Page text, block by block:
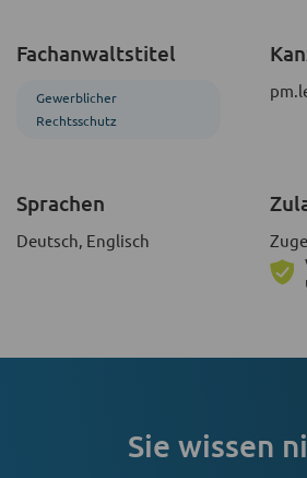
Fachanwaltstitel
Gewerblicher
Rechtsschutz
Sprachen
Deutsch, Englisch
Sie wissen